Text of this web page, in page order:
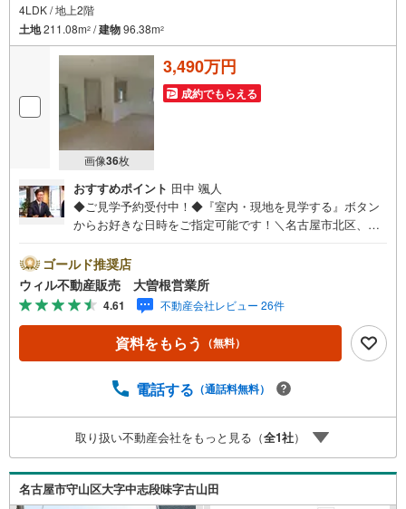
4LDK / 地上2階
土地211.08m2 /建物96.38m2
画像36枚
3,490万円
成約でもらえる
おすすめポイント 田中 颯人
◆ご見学予約受付中！◆『室内・現地を見学する』ボタン
からお好きな日時をご指定可能です！＼名古屋市北区、守
区、守山区の直接のご売却依頼を数多くいただいている不
動産仲介会社です。ネット上で分かる立地環境はもちろ
ん、過去にお任せいただいたお客様に現地の生の声をもと
に住戸環境を提案致します。＼平日のお住まい探しの方へ/
弊社では平日にご内覧・契約など平日にお住まい探しをさ
れるお客様にサービスをご用意しています。＼お仕事で忙
事前にご予約頂きましたら営業時間外でのご内覧もご対応
動産業者間で不動産情報が共有されているので、名古屋市
全域や、その他隣接エリアでもご内覧が可能です！ 【大曽
根営業所】○地下鉄名城線、JR中央線「大曽根」駅徒歩1分
○お子様が遊べるキッズスペースあり○定休日ございません
ゴールド推奨店
ウィル不動産販売 大曽根営業所
4.61 不動産会社レビュー 26件
資料をもらう （無料）
電話する （通話料無料）
取り扱い不動産会社をもっと見る（全1社）
名古屋市守山区大字中志段味字古山田